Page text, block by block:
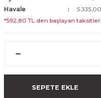
Havale
*592,80 TL den başlayan
SEPETE EKLE